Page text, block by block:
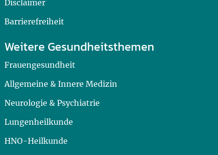
Disclaimer
Barrierefreiheit
Weitere Gesundheitsthemen
Frauengesundheit
Allgemeine & Innere Medizin
Neurologie & Psychiatrie
Lungenheilkunde
HNO-Heilkunde